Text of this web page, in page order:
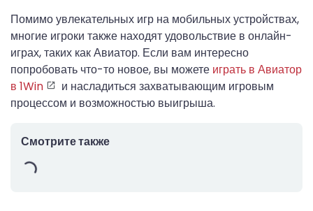
Помимо увлекательных игр на мобильных устройствах,
многие игроки также находят удовольствие в онлайн-
играх, таких как Авиатор. Если вам интересно
попробовать что-то новое, вы можете играть в Авиатор
в 1Win
и насладиться захватывающим игровым
процессом и возможностью выигрыша.
Смотрите также